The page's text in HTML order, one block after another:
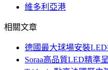
維多利亞港
相關文章
德國最大球場安裝
Soraa高品質LED精準